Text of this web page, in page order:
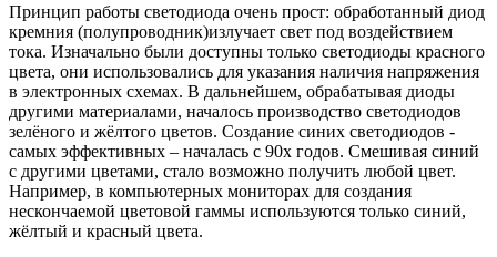
Принцип работы светодиода очень прост: обработанный диод
кремния (полупроводник)излучает свет под воздействием
тока. Изначально были доступны только светодиоды красного
цвета, они использовались для указания наличия напряжения
в электронных схемах. В дальнейшем, обрабатывая диоды
другими материалами, началось производство светодиодов
зелёного и жёлтого цветов. Создание синих светодиодов -
самых эффективных – началась с 90х годов. Смешивая синий
с другими цветами, стало возможно получить любой цвет.
Например, в компьютерных мониторах для создания
нескончаемой цветовой гаммы используются только синий,
жёлтый и красный цвета.